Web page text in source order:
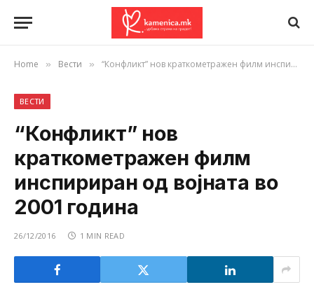
Home » Вести » “Конфликт” нов краткометражен филм инспириран од војната во 2001 година
ВЕСТИ
“Конфликт” нов
краткометражен филм
инспириран од војната во
2001 година
26/12/2016 1 MIN READ